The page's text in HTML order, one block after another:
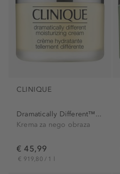
CLINIQUE
Dramatically Different™...
Krema za nego obraza
€ 45,99
€ 919,80 / 1 l